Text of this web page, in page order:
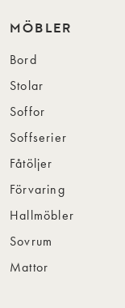
MÖBLER
Bord
Stolar
Soffor
Soffserier
Fåtöljer
Förvaring
Hallmöbler
Sovrum
Mattor